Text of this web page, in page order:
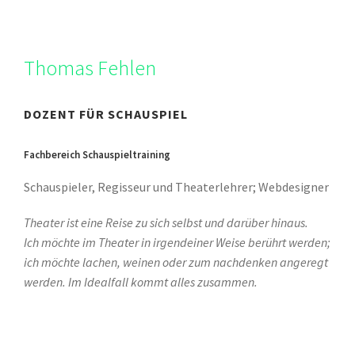
Thomas Fehlen
DOZENT FÜR SCHAUSPIEL
Fachbereich Schauspieltraining
Schauspieler, Regisseur und Theaterlehrer; Webdesigner
Theater ist eine Reise zu sich selbst und darüber hinaus.
Ich möchte im Theater in irgendeiner Weise berührt werden;
ich möchte lachen, weinen oder zum nachdenken angeregt
werden. Im Idealfall kommt alles zusammen.